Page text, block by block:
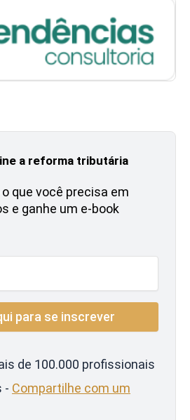
a reforma tributária
que você precisa em
e ganhe um e-book
de 100.000 profissionais
- Compartilhe com um